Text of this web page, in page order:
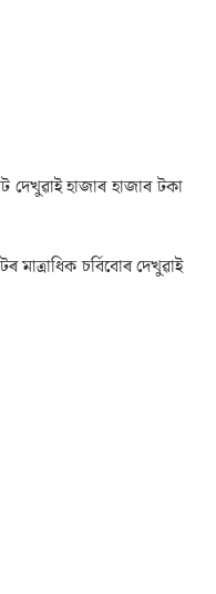
দেখুৱাই হাজাৰ হাজাৰ টকা
চৰ্বিবোৰ দেখুৱাই